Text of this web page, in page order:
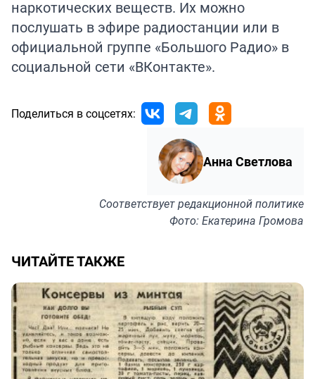
наркотических веществ. Их можно
послушать в эфире радиостанции или в
официальной группе «Большого Радио» в
социальной сети «ВКонтакте».
Поделиться в соцсетях:
Анна Светлова
Соответствуетредакционной политике
Фото: Екатерина Громова
ЧИТАЙТЕ ТАКЖЕ